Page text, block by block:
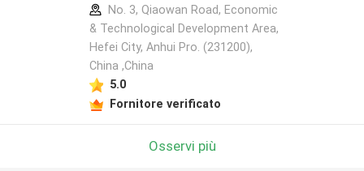
produttore
No. 3, Qiaowan Road, Economic
& Technological Development Area,
Hefei City, Anhui Pro. (231200),
China ,China
5.0
Fornitore verificato
Osservi più